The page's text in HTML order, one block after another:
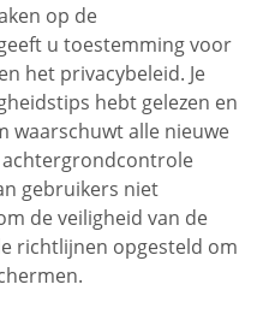
op de
u toestemming voor
het privacybeleid. Je
hebt gelezen en
waarschuwt alle nieuwe
achtergrondcontrole
gebruikers niet
de veiligheid van de
richtlijnen opgesteld om